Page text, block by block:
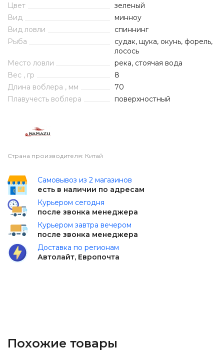
Цвет
зеленый
Вид
минноу
Вид ловли
спиннинг
Рыба
судак, щука, окунь, форель,
лосось
Место ловли
река, стоячая вода
Вес , гр
8
Длина воблера , мм
70
Плавучесть воблера
поверхностный
Страна производителя: Китай
Самовывоз из 2 магазинов
есть в наличии по адресам
Курьером сегодня
после звонка менеджера
Курьером завтра вечером
после звонка менеджера
Доставка по регионам
Автолайт, Европочта
Похожие товары